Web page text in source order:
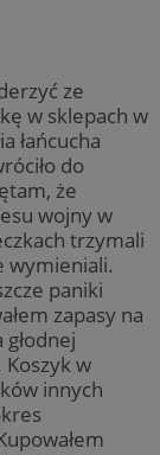
ze
w sklepach w
łańcucha
do
że
wojny w
trzymali
wymieniali.
paniki
zapasy na
w
innych